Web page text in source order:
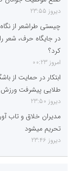
دیروز 23:55
چیستی طراشعر از
در جایگاه حرف، شعر
کرد؟
امروز 00:23
ابتکار در حمایت از
طلایی پیشرفت
دیروز 23:50
مدیران خلاق و تاب
تحریم میشود
دیروز 23:46